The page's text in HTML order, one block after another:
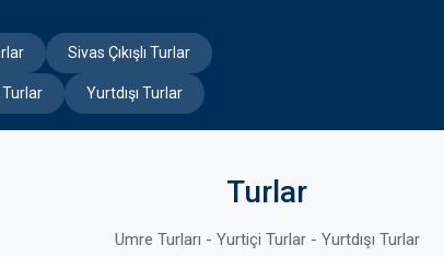
Sivas Çıkışlı Turlar
Yurtdışı Turlar
Turlar
Umre Turları - Yurtiçi Turlar - Yurtdışı Turlar